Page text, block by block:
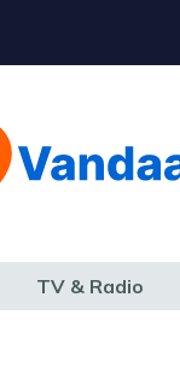
TV & Radio